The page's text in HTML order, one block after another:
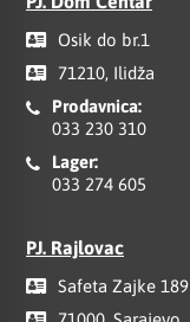
Osik do br.1
71210, Ilidža
Prodavnica:
033 230 310
Lager:
033 274 605
PJ. Rajlovac
Safeta Zajke 189